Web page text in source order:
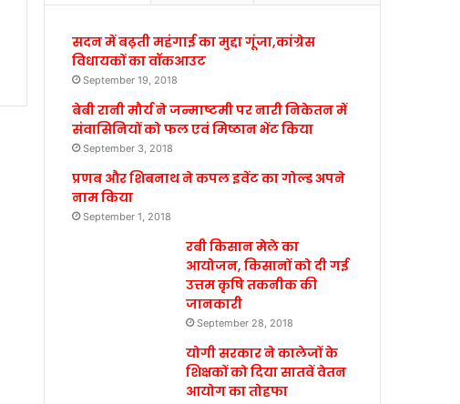
सदन में बढ़ती महंगाई का मुद्दा गूंजा,कांग्रेस
विधायकों का वॉकआउट
September 19, 2018
बेबी रानी मौर्य ने जन्माष्टमी पर नारी निकेतन में
संवासिनियों को फल एवं मिष्ठान भेंट किया
September 3, 2018
प्रणब और शिबनाथ ने कपल इवेंट का गोल्ड अपने
नाम किया
September 1, 2018
रबी किसान मेले का
आयोजन, किसानों को दी गई
उत्तम कृषि तकनीक की
जानकारी
September 28, 2018
योगी सरकार ने कालेजों के
शिक्षकों को दिया सातवें वेतन
आयोग का तोहफा